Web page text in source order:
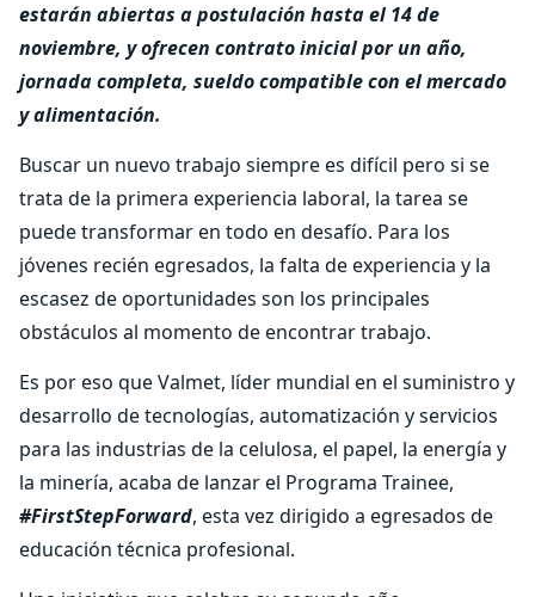
estarán abiertas a postulación hasta el 14 de
noviembre, y ofrecen contrato inicial por un año,
jornada completa, sueldo compatible con el mercado
y alimentación.
Buscar un nuevo trabajo siempre es difícil pero si se
trata de la primera experiencia laboral, la tarea se
puede transformar en todo en desafío. Para los
jóvenes recién egresados, la falta de experiencia y la
escasez de oportunidades son los principales
obstáculos al momento de encontrar trabajo.
Es por eso que Valmet, líder mundial en el suministro y
desarrollo de tecnologías, automatización y servicios
para las industrias de la celulosa, el papel, la energía y
la minería, acaba de lanzar el Programa Trainee,
#FirstStepForward, esta vez dirigido a egresados de
educación técnica profesional.